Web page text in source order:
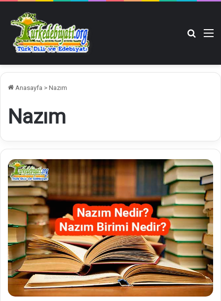
Anasayfa > Nazım
Nazım